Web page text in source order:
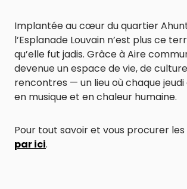
Implantée au cœur du quartier
l’Esplanade Louvain n’est plus ce
qu’elle fut jadis. Grâce à Aire
devenue un espace de vie, de
rencontres — un lieu où chaque jeudi
en musique et en chaleur humaine.
Pour tout savoir et vous procurer les
par ici.